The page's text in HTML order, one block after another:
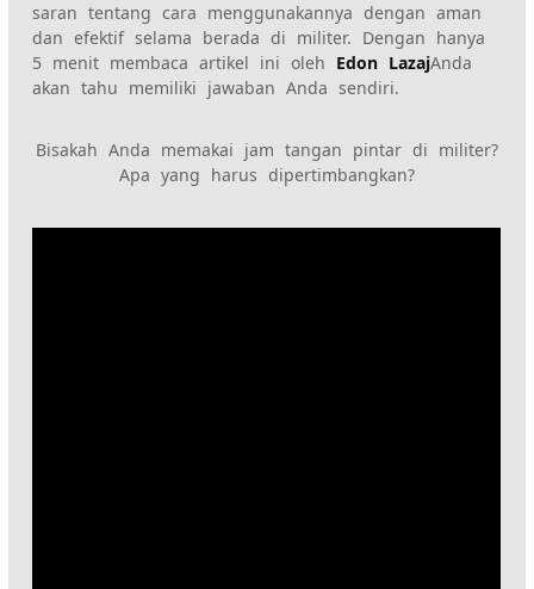
saran tentang cara menggunakannya dengan aman
dan efektif selama berada di militer. Dengan hanya
5 menit membaca artikel ini oleh Edon LazajAnda
akan tahu memiliki jawaban Anda sendiri.
Bisakah Anda memakai jam tangan pintar di militer?
Apa yang harus dipertimbangkan?